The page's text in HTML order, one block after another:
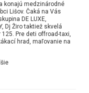
konajú medzinárodné
Lišov. Čaká na Vás
DE LUXE,
Dj Žiro taktiež skvelá
Pre deti offroad-taxi,
hrad, maľovanie na